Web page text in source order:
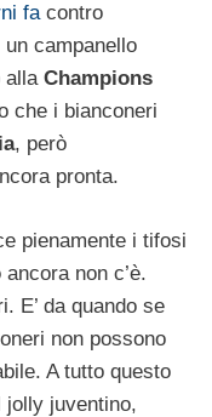
facontro
campanello
alla Champions
che i bianconeri
, però
pronta.
pienamente i tifosi
ancora non c’è.
E’ da quando se
non possono
A tutto questo
jolly juventino,